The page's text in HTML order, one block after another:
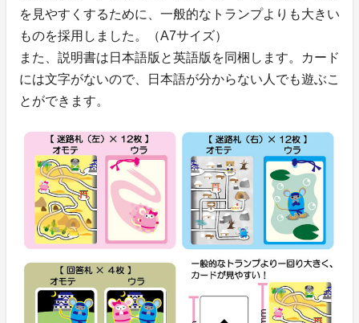
を見やすくするために、一般的なトランプよりも大きい
ものを採用しました。（A7サイズ）
また、説明書は日本語版と英語版を同梱します。カード
には文字がないので、日本語が分からない人でも遊ぶこ
とができます。